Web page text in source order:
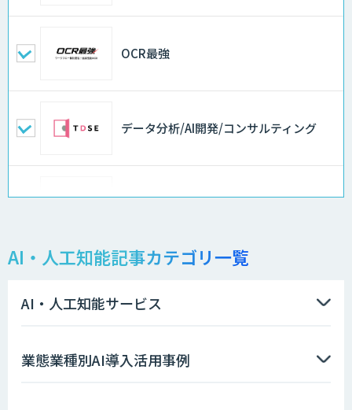
OCR最強
データ分析/AI開発/コンサルティング
Docify（ドシファイ）
デザインチェッカー
AI・人工知能記事カテゴリ一覧
AI・人工知能サービス
業態業種別AI導入活用事例